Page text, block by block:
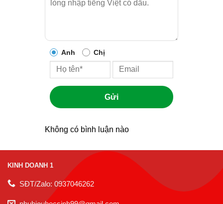
Anh Chị
Gửi
Không có bình luận nào
KINH DOANH 1
SĐT/Zalo: 0937046262